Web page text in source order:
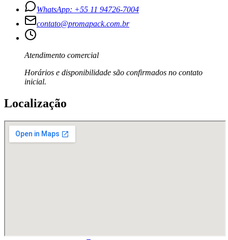
WhatsApp: +55 11 94726-7004
contato@promapack.com.br
Atendimento comercial
Horários e disponibilidade são confirmados no contato
inicial.
Localização